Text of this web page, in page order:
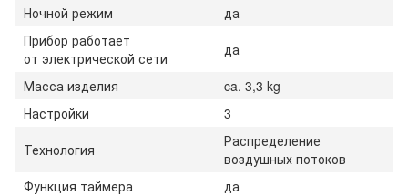
Ночной режим
да
Прибор работает
от электрической сети
да
Масса изделия
ca. 3,3 kg
Настройки
3
Технология
Распределение
воздушных потоков
Функция таймера
да